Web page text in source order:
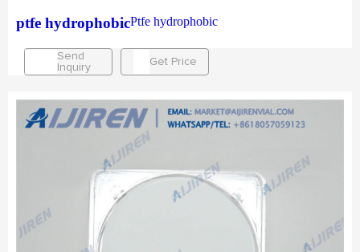
ptfe hydrophobicPtfe hydrophobic
Send
Inquiry
Get Price